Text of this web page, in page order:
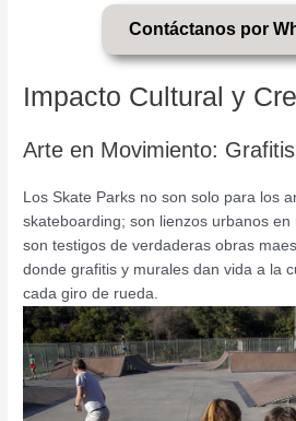
Contáctanos por
Impacto Cultural y
Arte en Movimiento:
Los Skate Parks no son solo para los
skateboarding; son lienzos urbanos
son testigos de verdaderas obras
donde grafitis y murales dan vida a la
cada giro de rueda.